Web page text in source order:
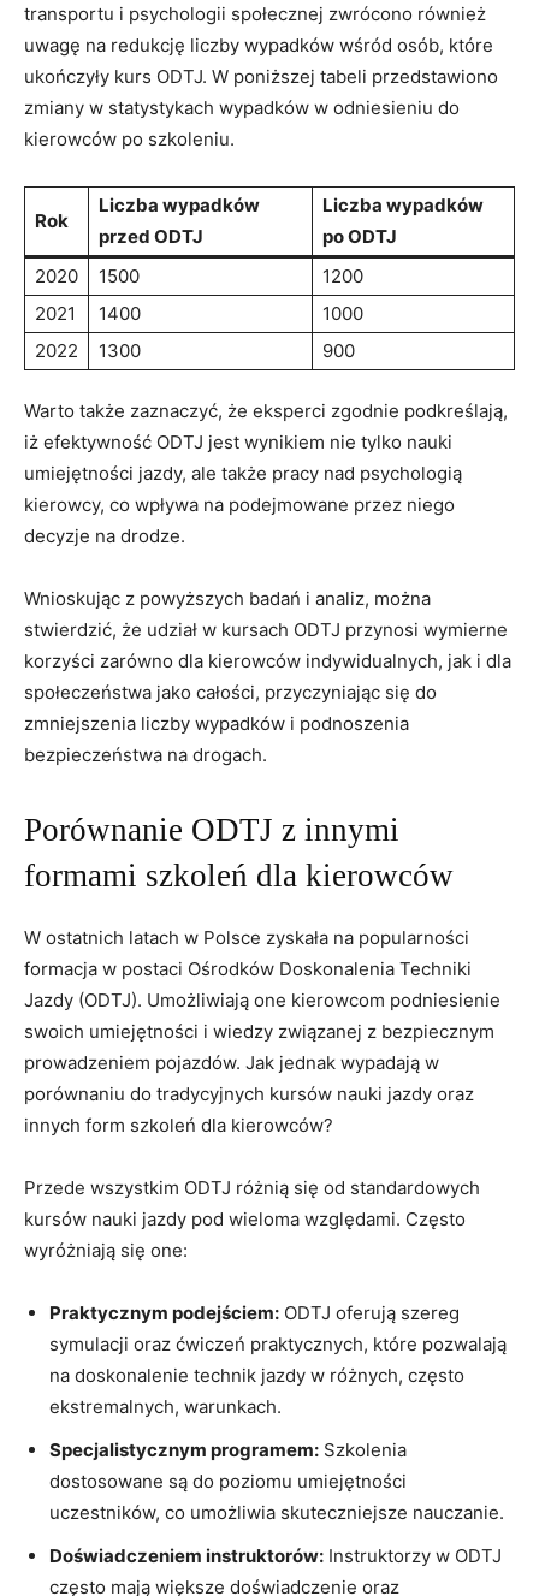
transportu i psychologii społecznej zwrócono również
uwagę na redukcję liczby wypadków wśród osób, które
ukończyły kurs ODTJ. W poniższej tabeli przedstawiono
zmiany w statystykach wypadków w odniesieniu do
kierowców po szkoleniu.
Rok
Liczba wypadków
przed ODTJ
Liczba wypadków
po ODTJ
2020
1500
1200
2021
1400
1000
2022
1300 900
Warto także zaznaczyć, że eksperci zgodnie podkreślają,
iż efektywność ODTJ jest wynikiem nie tylko nauki
umiejętności jazdy, ale także pracy nad psychologią
kierowcy, co wpływa na podejmowane przez niego
decyzje na drodze.
Wnioskując z powyższych badań i analiz, można
stwierdzić, że udział w kursach ODTJ przynosi wymierne
korzyści zarówno dla kierowców indywidualnych, jak i dla
społeczeństwa jako całości, przyczyniając się do
zmniejszenia liczby wypadków i podnoszenia
bezpieczeństwa na drogach.
Porównanie ODTJ z innymi
formami szkoleń dla kierowców
W ostatnich latach w Polsce zyskała na popularności
formacja w postaci Ośrodków Doskonalenia Techniki
Jazdy (ODTJ). Umożliwiają one kierowcom podniesienie
swoich umiejętności i wiedzy związanej z bezpiecznym
prowadzeniem pojazdów. Jak jednak wypadają w
porównaniu do tradycyjnych kursów nauki jazdy oraz
innych form szkoleń dla kierowców?
Przede wszystkim ODTJ różnią się od standardowych
kursów nauki jazdy pod wieloma względami. Często
wyróżniają się one:
Praktycznym podejściem: ODTJ oferują szereg
symulacji oraz ćwiczeń praktycznych, które pozwalają
na doskonalenie technik jazdy w różnych, często
ekstremalnych, warunkach.
Specjalistycznym programem: Szkolenia
dostosowane są do poziomu umiejętności
uczestników, co umożliwia skuteczniejsze nauczanie.
Doświadczeniem instruktorów: Instruktorzy w ODTJ
często mają większe doświadczenie oraz